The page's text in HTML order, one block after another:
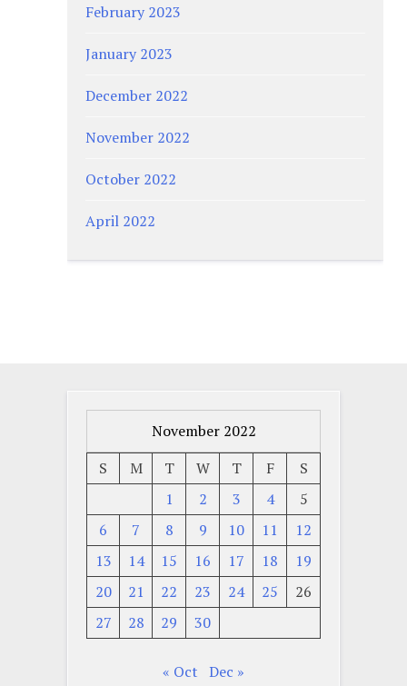
February 2023
January 2023
December 2022
November 2022
October 2022
April 2022
November 2022
S
M T W T F
S
1
2 3 4
5
6
7 8 9 10 11
12
13
14 15 16 17 18
19
20
21 22 23 24 25
26
27
28 29 30
« Oct Dec »